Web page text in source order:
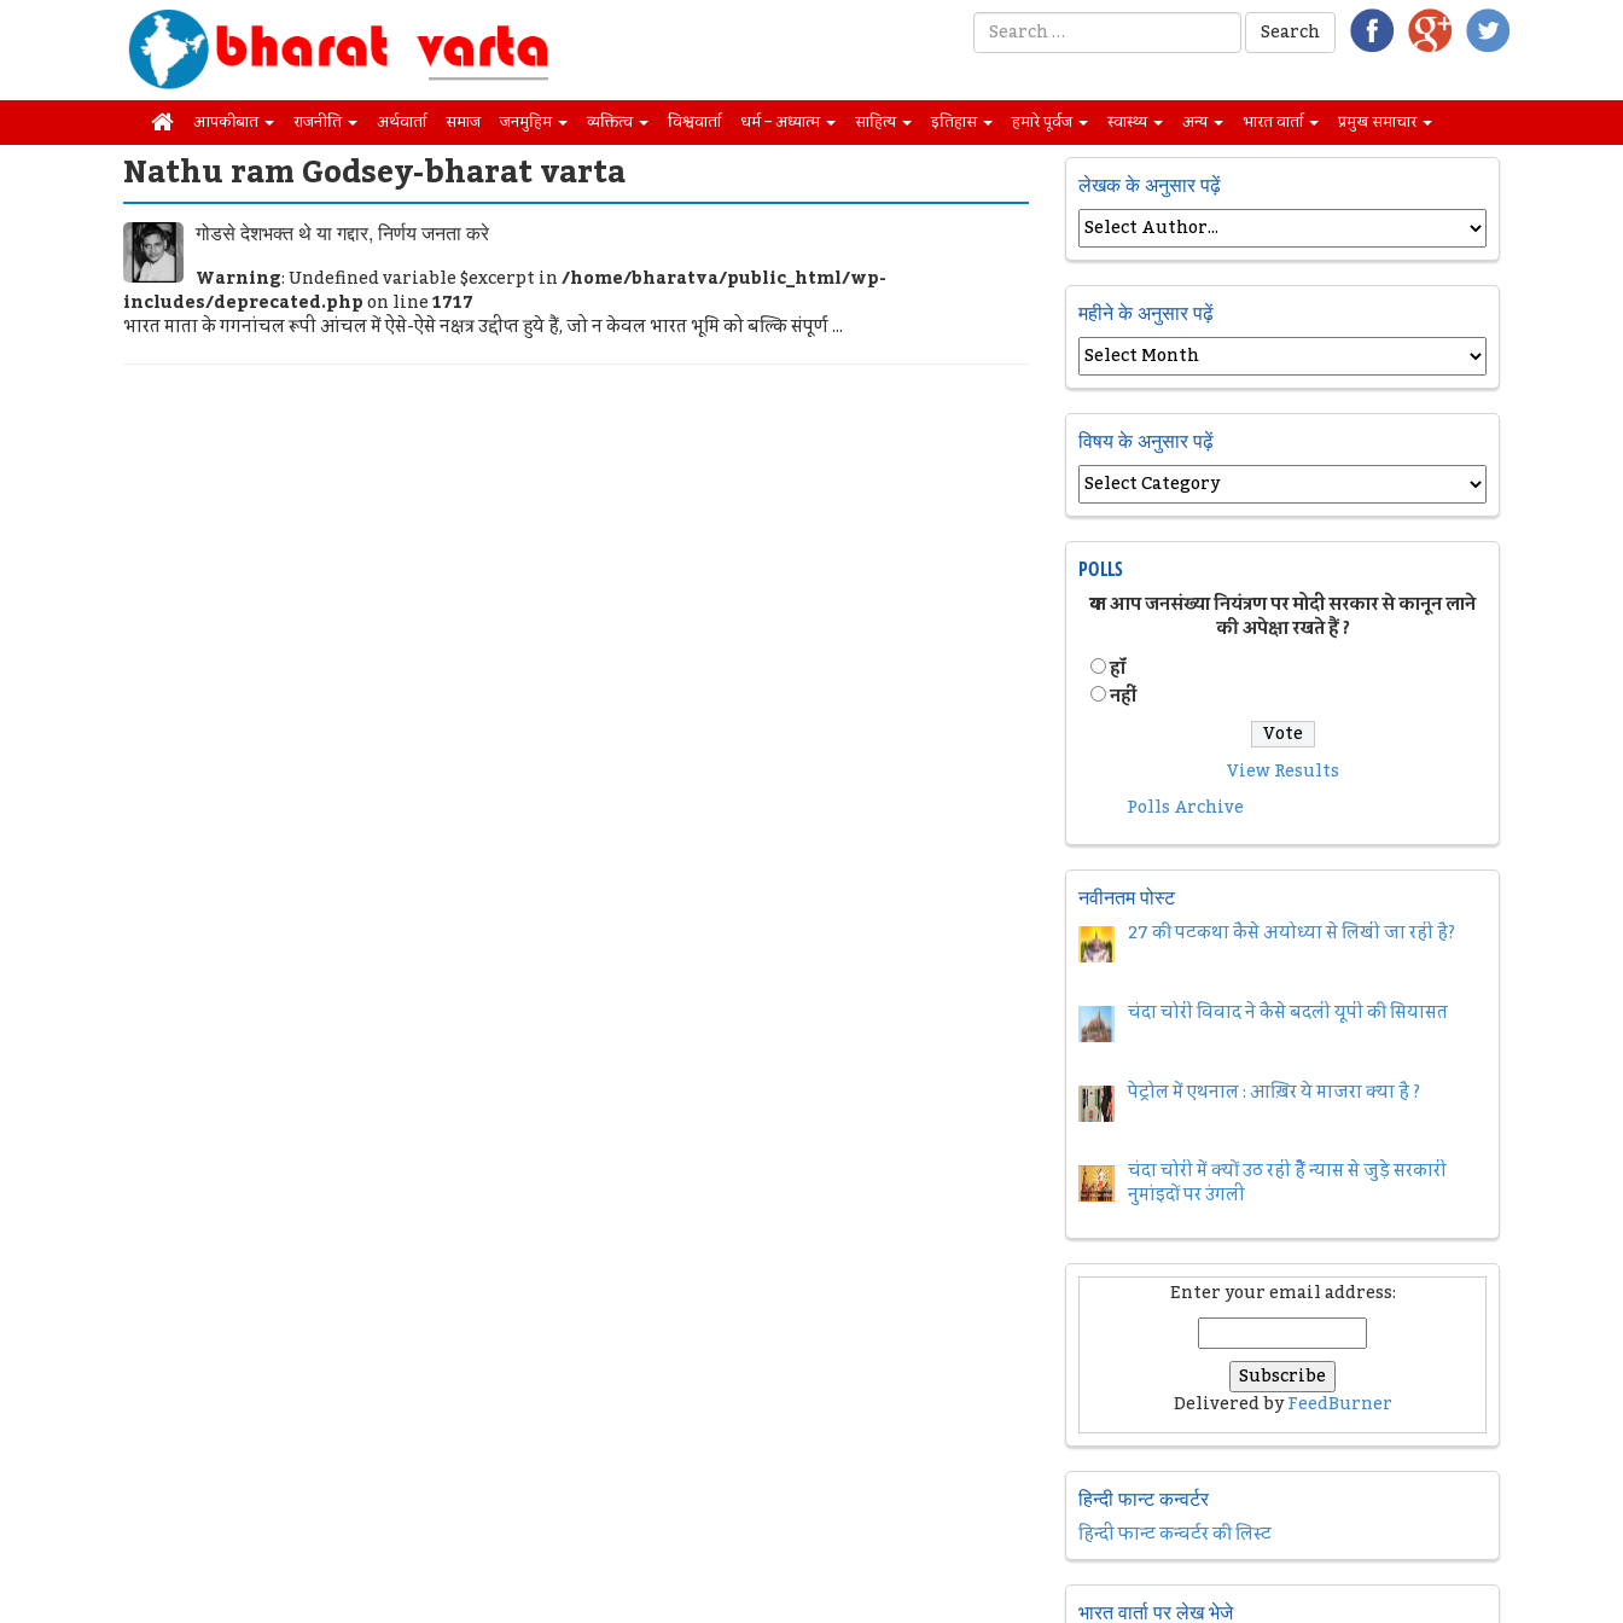
आपकी बात राजनीति अर्थवार्ता समाज जनमुहिम व्यक्तित्व विश्ववार्ता धर्म – अध्यात्म साहित्य इतिहास हमारे पूर्वज स्वास्थ्य अन्य भारत वार्ता प्रमुख समाचार
Nathu ram Godsey-bharat varta
गोडसे देशभक्त थे या गद्दार, निर्णय जनता करे
Warning: Undefined variable $excerpt in/home/bharatva/public_html/wp-
includes/deprecated.phpon line1717
भारत माता के गगनांचल रूपी आंचल में ऐसे-ऐसे नक्षत्र उद्दीप्‍त हुये हैं, जो न केवल भारत भूमि को बल्कि संपूर्ण ...
लेखक के अनुसार पढ़ें
महीने के अनुसार पढ़ें
विषय के अनुसार पढ़ें
POLLS
क्या आप जनसंख्या नियंत्रण पर मोदी सरकार से कानून लाने
की अपेक्षा रखते हैं ?
हॉं
नहीं
View Results
Polls Archive
नवीनतम पोस्ट
27 की पटकथा कैसे अयोध्या से लिखी जा रही है?
चंदा चोरी विवाद ने कैसे बदली यूपी की सियासत
पेट्रोल में एथनाल : आख़िर ये माजरा क्या है ?
चंदा चोरी में क्यों उठ रही हैैं न्यास से जुड़े सरकारी
नुमांइदों पर उंगली
Enter your email address:
Delivered byFeedBurner
हिन्दी फान्ट कन्वर्टर
हिन्दी फान्ट कन्वर्टर की लिस्ट
भारत वार्ता पर लेख भेजे